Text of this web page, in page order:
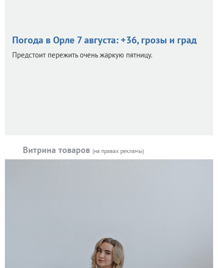
Погода в Орле 7 августа: +36, грозы и град
Предстоит пережить очень жаркую пятницу.
Витрина товаров (на правах рекламы)